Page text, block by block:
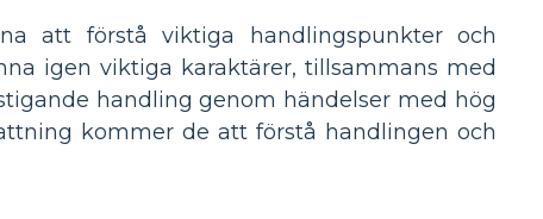
att förstå viktiga handlingspunkter och
igen viktiga karaktärer, tillsammans med
handling genom händelser med hög
kommer de att förstå handlingen och